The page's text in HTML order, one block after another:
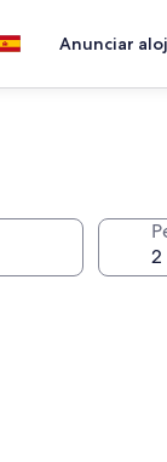
Anunciar